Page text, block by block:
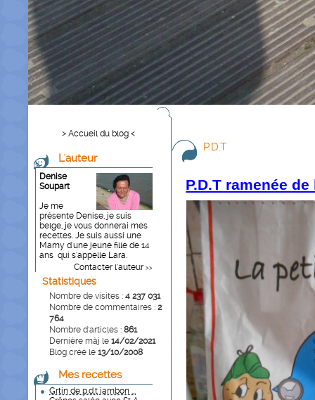
> Accueil du blog <
L'auteur
Denise
Soupart
Je me
présente Denise, je suis
belge, je vous donnerai mes
recettes. Je suis aussi une
Mamy d'une jeune fille de 14
ans qui s'appelle Lara.
Contacter l'auteur >>
Statistiques
Nombre de visites : 4 237 031
Nombre de commentaires : 2
764
Nombre d'articles : 861
Dernière màj le 14/02/2021
Blog créé le 13/10/2008
Mes recettes
Grtin de p.d.t jambon ...
P.D.T
P.D.T ramenée